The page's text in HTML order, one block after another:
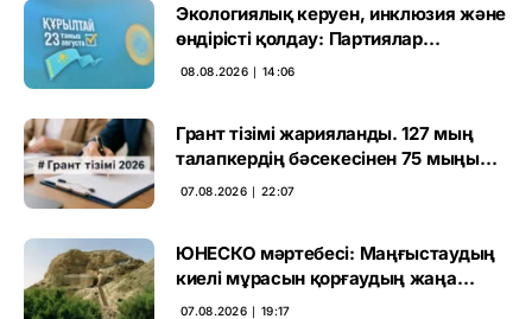
Экологиялық керуен, инклюзия және
өндірісті қолдау: Партиялар
өңірлерде қандай мәселе көтерді
08.08.2026 ∣ 14:06
Грант тізімі жарияланды. 127 мың
талапкердің бәсекесінен 75 мыңы
өтті
07.08.2026 ∣ 22:07
ЮНЕСКО мәртебесі: Маңғыстаудың
киелі мұрасын қорғаудың жаңа
кезеңі басталды
07.08.2026 ∣ 19:17